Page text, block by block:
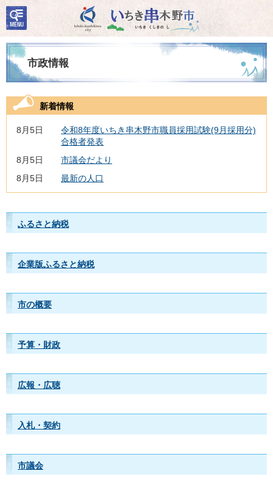
いちき串木野市
検
索・
共通
メニ
ュー 市政情報
新着情報
8月5日
令和8年度いちき串木野市職員採用試験(9月採用分)
合格者発表
8月5日
市議会だより
8月5日
最新の人口
ふるさと納税
企業版ふるさと納税
市の概要
予算・財政
広報・広聴
入札・契約
市議会